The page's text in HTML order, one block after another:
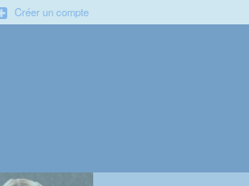
Créer un compte